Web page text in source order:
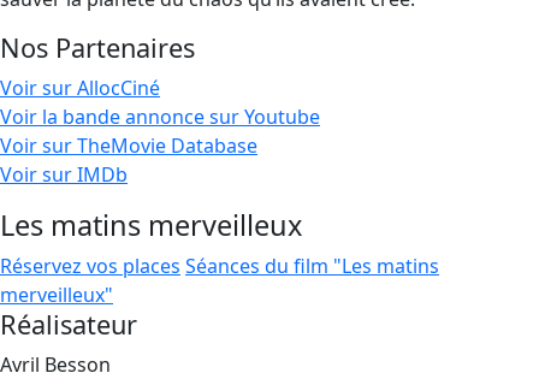
Nos Partenaires
Voir sur AllocCiné
Voir la bande annonce sur Youtube
Voir sur TheMovie Database
Voir sur IMDb
Les matins merveilleux
Réservez vos places Séances du film "Les matins
merveilleux"
Réalisateur
Avril Besson